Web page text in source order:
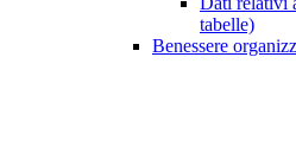
tabelle)
Benessere